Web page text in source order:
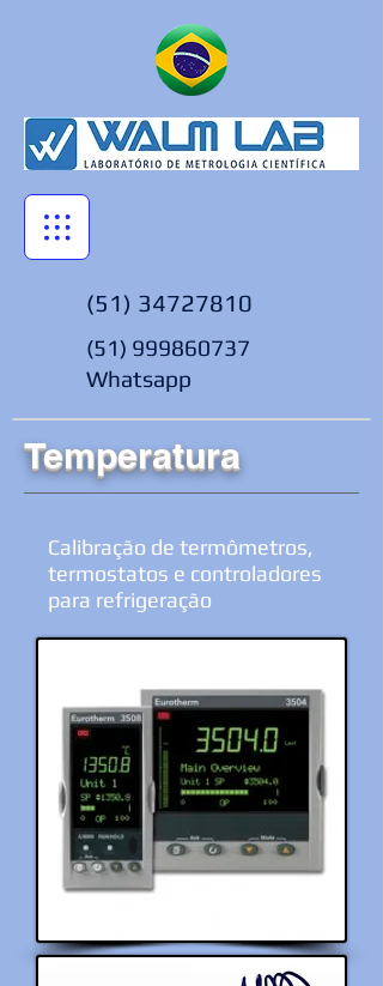
(51) 34727810
(51) 999860737
Whatsapp
Temperatura
Calibração de termômetros,
termostatos e controladores
para refrigeração